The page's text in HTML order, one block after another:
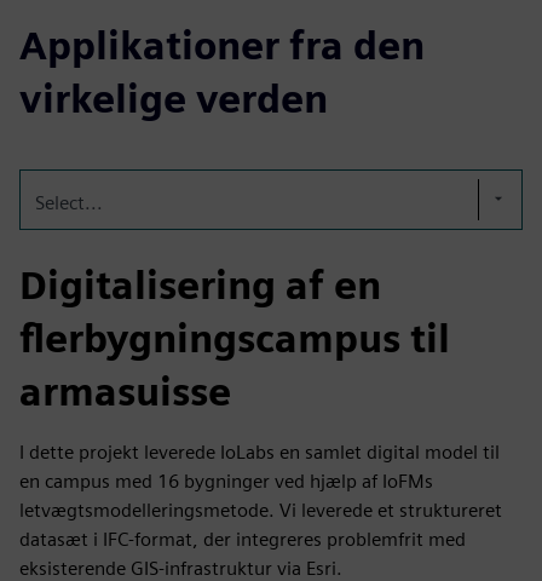
Applikationer fra den
virkelige verden
Select...
Digitalisering af en
flerbygningscampus til
armasuisse
I dette projekt leverede IoLabs en samlet digital model til
en campus med 16 bygninger ved hjælp af IoFMs
letvægtsmodelleringsmetode. Vi leverede et struktureret
datasæt i IFC-format, der integreres problemfrit med
eksisterende GIS-infrastruktur via Esri.